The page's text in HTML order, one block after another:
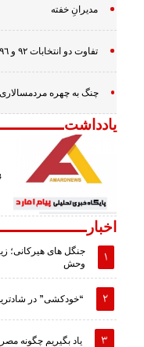
مدیرانِ خفته
تفاوت دو انتخابات ٩٢ و ٩٦ و برگ برنده
چنگ به چهره
یادداشت
اخبار
جنگل های هیرکانی؛
وحش
“خودکشی” در
یاد بگیریم چگونه